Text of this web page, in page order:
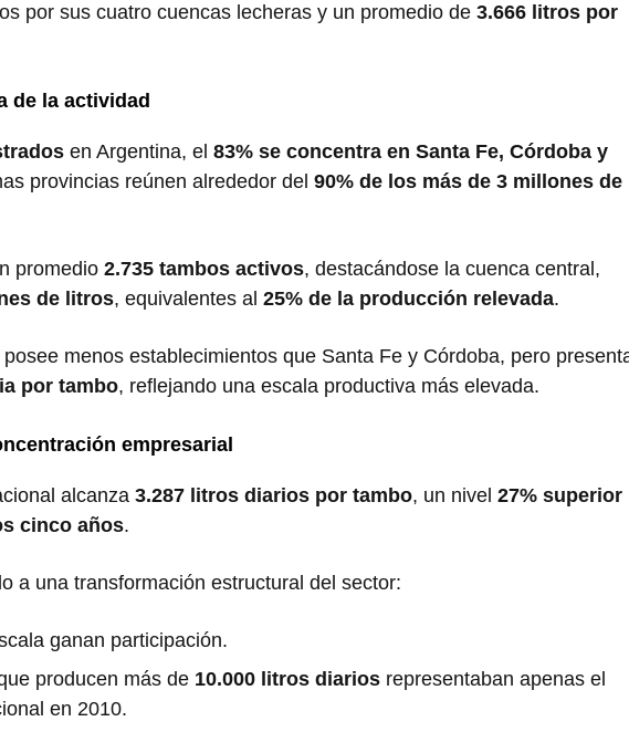
por sus cuatro cuencas lecheras y un promedio de 3.666 litros por
de la actividad
en Argentina, el 83% se concentra en Santa Fe, Córdoba y
provincias reúnen alrededor del 90% de los más de 3 millones de
promedio 2.735 tambos activos, destacándose la cuenca central,
de litros, equivalentes al 25% de la producción relevada.
posee menos establecimientos que Santa Fe y Córdoba, pero
por tambo, reflejando una escala productiva más elevada.
empresarial
alcanza 3.287 litros diarios por tambo, un nivel 27% superior
cinco años.
a una transformación estructural del sector:
ganan participación.
producen más de 10.000 litros diarios representaban apenas el
en 2010.